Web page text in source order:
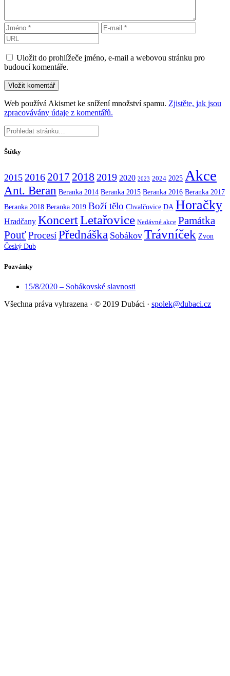
Uložit do prohlížeče jméno, e-mail a webovou stránku pro
budoucí komentáře.
Web používá Akismet ke snížení množství spamu. Zjistěte, jak jsou
zpracovávány údaje z komentářů.
Štítky
2015 2016 2017 2018 2019 2020 2023 2024 2025 Akce
Ant. Beran Beranka 2014 Beranka 2015 Beranka 2016 Beranka 2017
Beranka 2018 Beranka 2019 Boží tělo Chvalčovice DA Horačky
Hradčany KoncertLetařovice Nedávné akce Památka
PouťProcesíPřednáška Sobákov Trávníček Zvon
Český Dub
Pozvánky
15/8/2020 – Sobákovské slavnosti
Všechna práva vyhrazena · © 2019 Dubáci · spolek@dubaci.cz